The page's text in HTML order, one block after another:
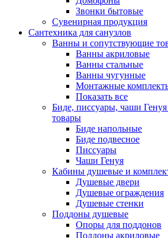
Звонки бытовые
Сувенирная продукция
Сантехника для санузлов
Ванны и сопутствующие
Ванны акриловые
Ванны стальные
Ванны чугунные
Монтажные
Показать все
Биде, писсуары, чаши
товары
Биде напольные
Биде подвесное
Писсуары
Чаши Генуя
Кабины душевые и
Душевые двери
Душевые ограждения
Душевые стенки
Поддоны душевые
Опоры для поддонов
Поддоны акриловые